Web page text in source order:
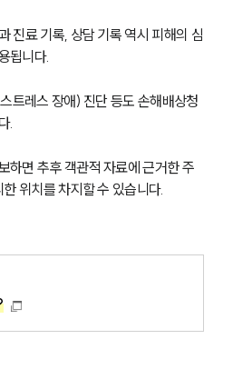
진료 기록, 상담 기록 역시 피해의 심
됩니다.
트레스 장애) 진단 등도 손해배상청
.
하면 추후 객관적 자료에 근거한 주
위치를 차지할 수 있습니다.